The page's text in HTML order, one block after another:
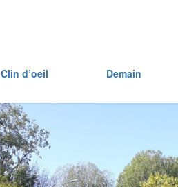
Clin d’oeil Demain